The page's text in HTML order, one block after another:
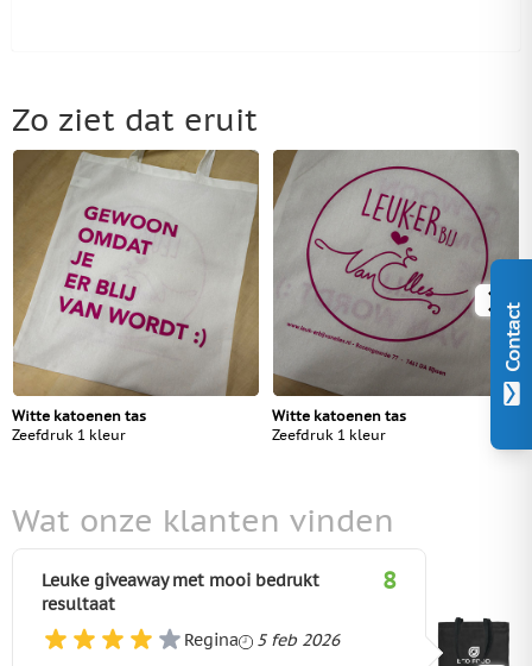
Contact
Wat onze klanten vinden
Leuke giveaway met mooi bedrukt
resultaat
Regina
5 februari 2026
5 feb 2026
8
Zo ziet dat eruit
Witte katoenen tas
Zeefdruk 1 kleur
Witte katoenen tas
Zeefdruk 1 kleur